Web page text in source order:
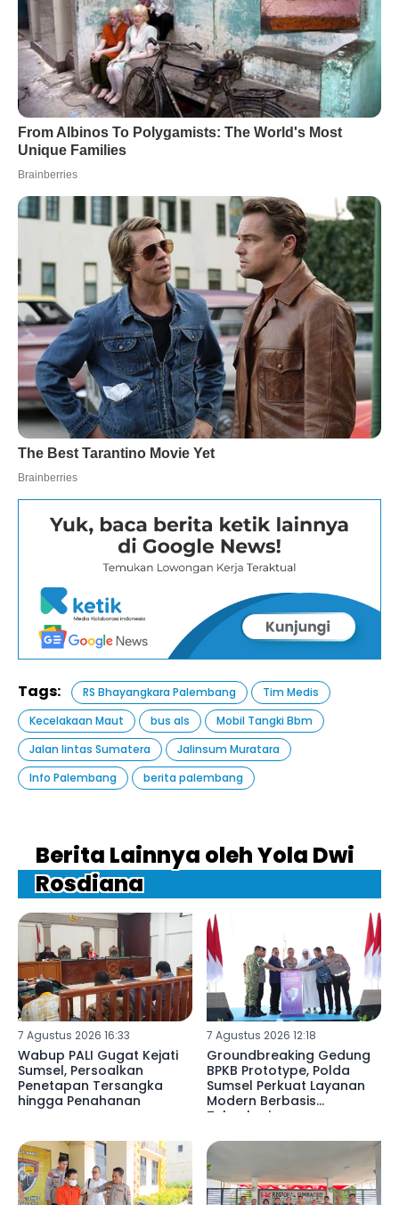
Tags: RS Bhayangkara Palembang
Tim Medis
Kecelakaan Maut
bus als
Mobil Tangki Bbm
Jalan lintas Sumatera
Jalinsum Muratara
Info Palembang
berita palembang
Berita Lainnya oleh Yola Dwi
Rosdiana
7 Agustus 2026 16:33
Wabup PALI Gugat Kejati
Sumsel, Persoalkan
Penetapan Tersangka
hingga Penahanan
7 Agustus 2026 12:18
Groundbreaking Gedung
BPKB Prototype, Polda
Sumsel Perkuat Layanan
Modern Berbasis
Teknologi